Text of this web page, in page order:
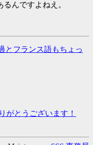
んですよねえ。
とフランス語もちょっ
がとうございます！